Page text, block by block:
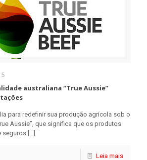
australiana “True Aussie”
para redefinir sua produção agrícola sob o
Aussie”, que significa que os produtos
seguros […]
Leia mais